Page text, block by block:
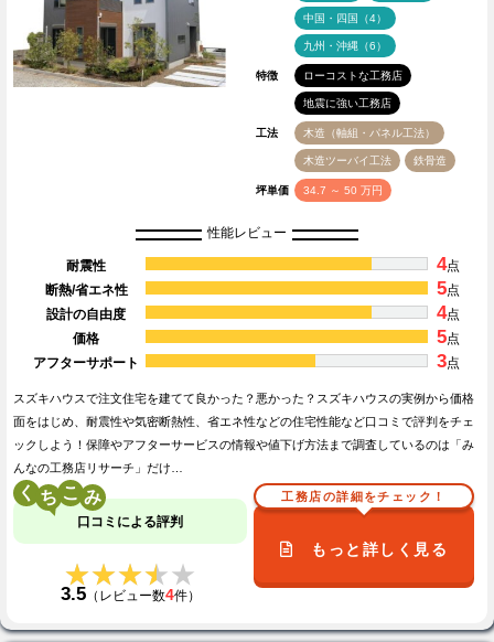
中国・四国（4）
九州・沖縄（6）
特徴 ローコストな工務店
地震に強い工務店
工法 木造（軸組・パネル工法）
木造ツーバイ工法 鉄骨造
坪単価 34.7 ～ 50 万円
性能レビュー
耐震性 4点
断熱/省エネ性
5点
設計の自由度
4点
価格
5点
アフターサポート
3点
スズキハウスで注文住宅を建てて良かった？悪かった？スズキハウスの実例から価格
面をはじめ、耐震性や気密断熱性、省エネ性などの住宅性能など口コミで評判をチェ
ックしよう！保障やアフターサービスの情報や値下げ方法まで調査しているのは「み
んなの工務店リサーチ」だけ…
く こ
口コミによる評判
★★★★★
★★★★★
3.5（レビュー数4件）
工務店の詳細をチェック！
もっと詳しく見る